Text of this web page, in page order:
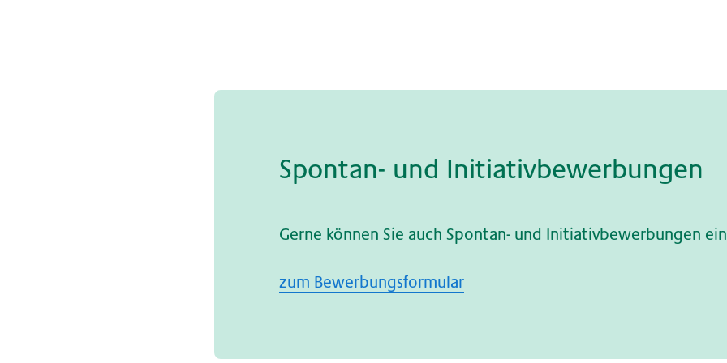
Spon­tan- und In­itia­tiv­be­wer­bun­gen
Gerne können Sie auch Spontan- und Initiativbewerbungen
zum Bewerbungsformular